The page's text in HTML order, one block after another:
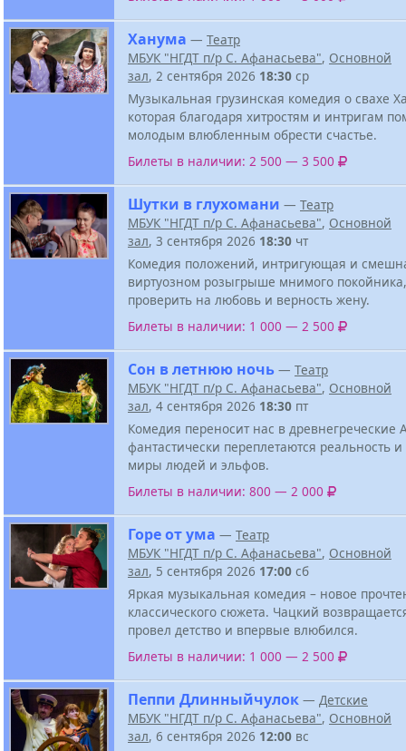
Ханума — Театр
МБУК "НГДТ п/р С. Афанасьева", Основной
зал, 2 сентября 2026 18:30 ср
Музыкальная грузинская комедия о свахе
которая благодаря хитростям и интригам
молодым влюбленным обрести счастье.
Билеты в наличии: 2 500 — 3 500
Шутки в глухомани — Театр
МБУК "НГДТ п/р С. Афанасьева", Основной
зал, 3 сентября 2026 18:30 чт
Комедия положений, интригующая и
виртуозном розыгрыше мнимого
проверить на любовь и верность жену.
Билеты в наличии: 1 000 — 2 500
Сон в летнюю ночь — Театр
МБУК "НГДТ п/р С. Афанасьева", Основной
зал, 4 сентября 2026 18:30 пт
Комедия переносит нас в древнегреческие
фантастически переплетаются реальность
миры людей и эльфов.
Билеты в наличии: 800 — 2 000
Горе от ума — Театр
МБУК "НГДТ п/р С. Афанасьева", Основной
зал, 5 сентября 2026 17:00 сб
Яркая музыкальная комедия – новое
классического сюжета. Чацкий
провел детство и впервые влюбился.
Билеты в наличии: 1 000 — 2 500
Пеппи Длинныйчулок — Детские
МБУК "НГДТ п/р С. Афанасьева", Основной
зал, 6 сентября 2026 12:00 вс